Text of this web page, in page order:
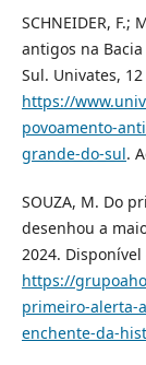
SCHNEIDER, F.;
antigos na
Sul. Univates,
https://
povoamento-
grande-do-sul.
SOUZA, M. Do
desenhou a
2024. Disponível
https://
primeiro-alerta-
enchente-da-